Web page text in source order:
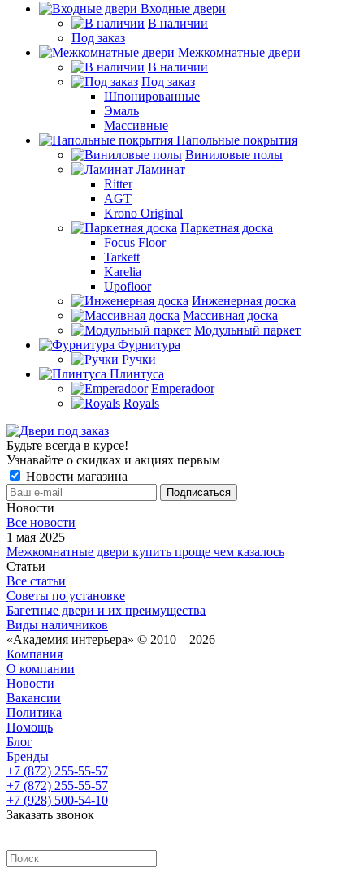
Входные двери
В наличии
Под заказ
Межкомнатные двери
В наличии
Под заказ
Шпонированные
Эмаль
Массивные
Напольные покрытия
Виниловые полы
Ламинат
Ritter
AGT
Krono Original
Паркетная доска
Focus Floor
Tarkett
Karelia
Upofloor
Инженерная доска
Массивная доска
Модульный паркет
Фурнитура
Ручки
Плинтуса
Emperadoor
Royals
Будьте всегда в курсе!
Узнавайте о скидках и акциях первым
Новости магазина
Новости
Все новости
1 мая 2025
Межкомнатные двери купить проще чем казалось
Статьи
Все статьи
Советы по установке
Багетные двери и их преимущества
Виды наличников
«Академия интерьера» © 2010 – 2026
Компания
О компании
Новости
Вакансии
Политика
Помощь
Блог
Бренды
+7 (872) 255-55-57
+7 (872) 255-55-57
+7 (928) 500-54-10
Заказать звонок